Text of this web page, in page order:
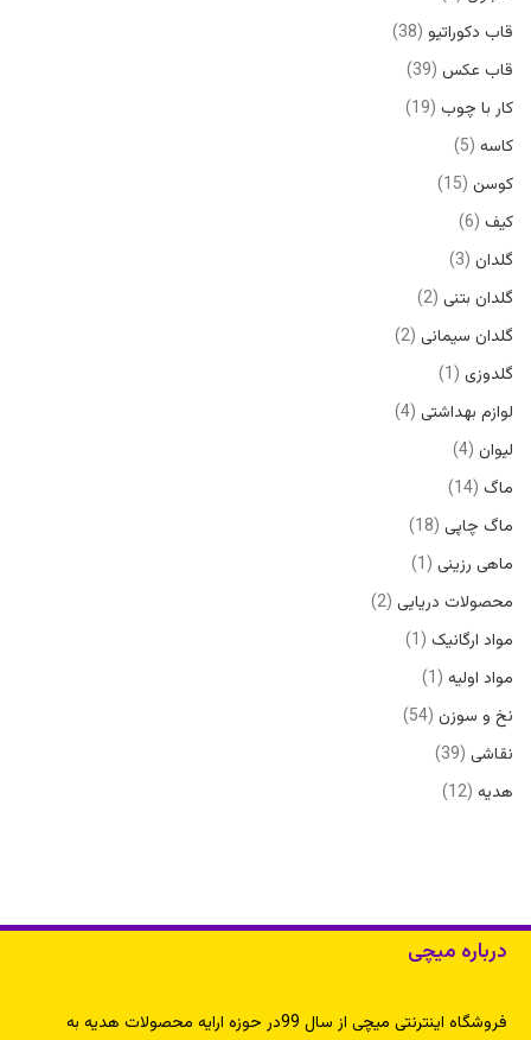
قاب دکوراتیو 38
قاب عکس 39
کار با چوب 19
کاسه 5
کوسن 15
کیف 6
گلدان 3
گلدان بتنی 2
گلدان سیمانی 2
گلدوزی 1
لوازم بهداشتی 4
لیوان 4
ماگ 14
ماگ چاپی 18
ماهی رزینی 1
محصولات دریایی 2
مواد ارگانیک 1
مواد اولیه 1
نخ و سوزن 54
نقاشی 39
هدیه 12
درباره میچی
فروشگاه اینترنتی میچی از سال 99در حوزه ارایه محصولات هدیه به